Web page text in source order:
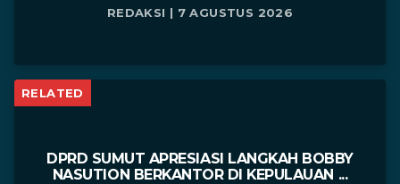
REDAKSI | 7 AGUSTUS 2026
RELATED
DPRD SUMUT APRESIASI LANGKAH BOBBY
NASUTION BERKANTOR DI KEPULAUAN ...